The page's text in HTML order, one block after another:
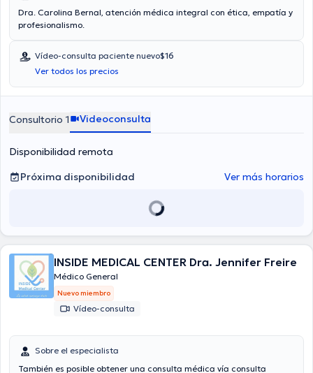
Dra. Carolina Bernal, atención médica integral con ética, empatía y
profesionalismo.
Vídeo-consulta paciente nuevo$16
Ver todos los precios
Consultorio 1 Videoconsulta
Disponibilidad remota
Próxima disponibilidad
Ver más horarios
INSIDE MEDICAL CENTER Dra. Jennifer Freire
Médico General
Nuevo miembro
Vídeo-consulta
Sobre el especialista
También es posible obtener una consulta médica vía consulta